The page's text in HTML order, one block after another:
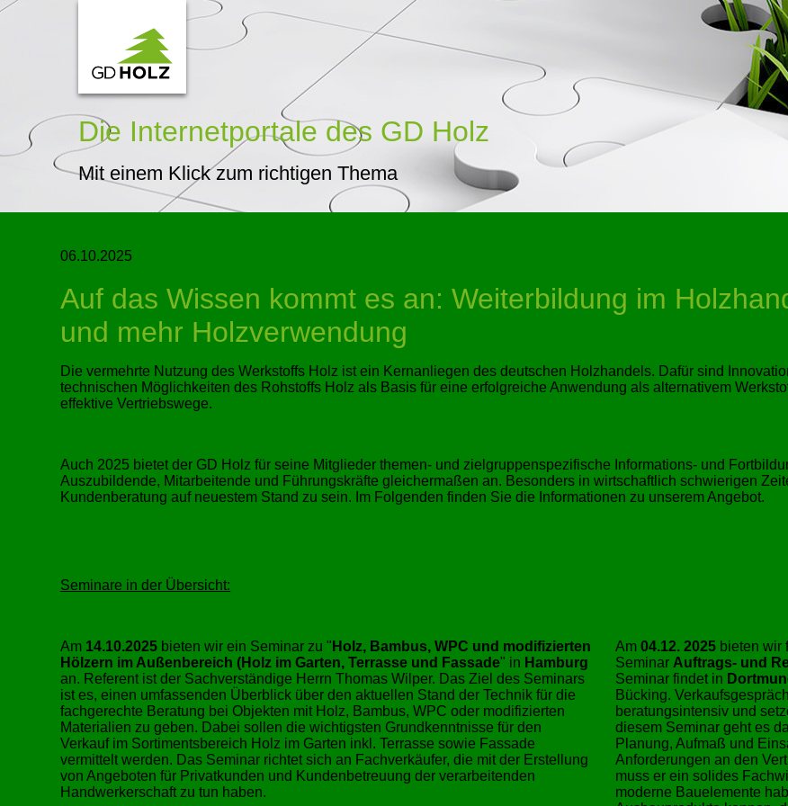
Die Internetportaledes GD Holz
Mit einem Klick zum richtigen Thema
06.10.2025
Auf das Wissen kommt es an: Weiterbildung im
und mehr Holzverwendung
Die vermehrte Nutzung des Werkstoffs Holz ist ein Kernanliegen des deutschen Holzhandels. Dafür sind
technischen Möglichkeiten des Rohstoffs Holz als Basis für eine erfolgreiche Anwendung als alternativem
effektive Vertriebswege.
Auch 2025 bietet der GD Holz für seine Mitglieder themen- und zielgruppenspezifische Informations- und
Auszubildende, Mitarbeitende und Führungskräfte gleichermaßen an. Besonders in wirtschaftlich schwierigen
Kundenberatung auf neuestem Stand zu sein. Im Folgenden finden Sie die Informationen zu unserem Angebot.
Seminare in der Übersicht:
Am 14.10.2025 bieten wir ein Seminar zu Holz, Bambus, WPC und modifizierten
Hölzern im Außenbereich (Holz im Garten, Terrasse und Fassade
in Hamburg
an. Referent ist der Sachverständige Herrn Thomas Wilper. Das Ziel des Seminars
ist es, einen umfassenden Überblick über den aktuellen Stand der Technik für die
fachgerechte Beratung bei Objekten mit Holz, Bambus, WPC oder modifizierten
Materialien zu geben. Dabei sollen die wichtigsten Grundkenntnisse für den
Verkauf im Sortimentsbereich Holz im Garten inkl. Terrasse sowie Fassade
vermittelt werden. Das Seminar richtet sich an Fachverkäufer, die mit der Erstellung
von Angeboten für Privatkunden und Kundenbetreuung der verarbeitenden
Handwerkerschaft zu tun haben.
Am04.12. 2025 bieten wir
SeminarAuftrags- und
Seminar findet in
Bücking.
beratungsintensiv und
diesem Seminar geht es
Planung, Aufmaß und
Anforderungen an den
muss er ein solides
moderne Bauelemente